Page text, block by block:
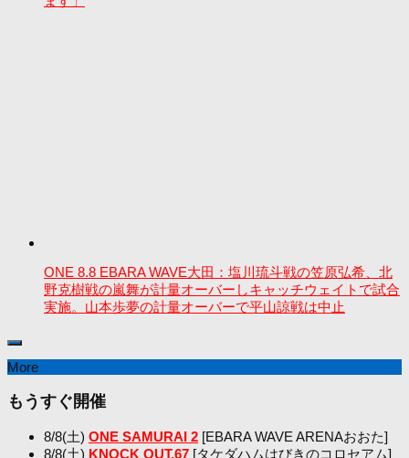
ONE 8.8 EBARA WAVE大田：塩川琉斗戦の笠原弘希、北
野克樹戦の嵐舞が計量オーバーしキャッチウェイトで試合
実施。山本歩夢の計量オーバーで平山諒戦は中止
More
もうすぐ開催
8/8(土) ONE SAMURAI 2 [EBARA WAVE ARENAおおた]
8/8(土) KNOCK OUT.67 [タケダハムはびきのコロセアム]